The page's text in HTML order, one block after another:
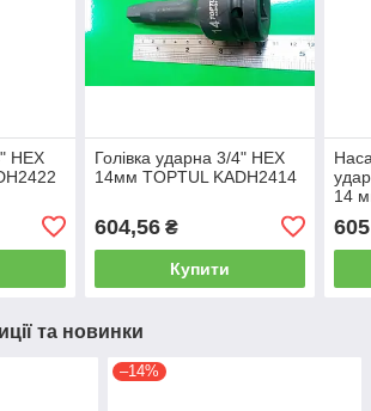
HEX
Голівка ударна 3/4" HEX
14мм TOPTUL KADH2414
604,56₴
Купити
14
605
та новинки
–14%